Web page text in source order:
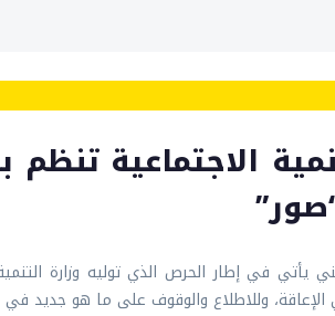
الاجتماعية تنظم
يأتي في إطار الحرص الذي توليه وزارة
وللاطلاع والوقوف على ما هو جديد في